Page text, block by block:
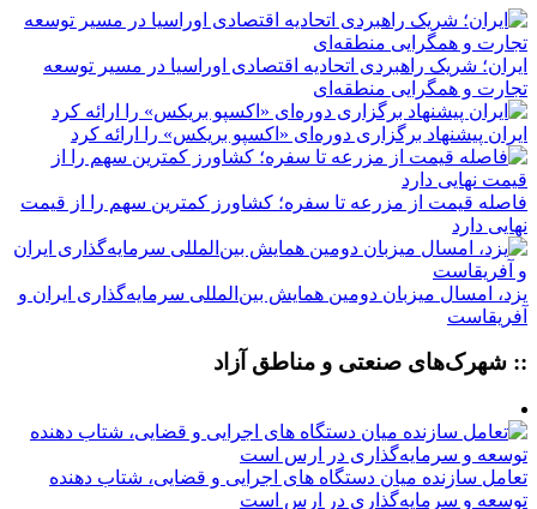
ایران؛ شریک راهبردی اتحادیه اقتصادی اوراسیا در مسیر توسعه
تجارت و همگرایی منطقه‌ای
ایران پیشنهاد برگزاری دوره‌ای «اکسپو بریکس» را ارائه کرد
فاصله قیمت از مزرعه تا سفره؛ کشاورز کمترین سهم را از قیمت
نهایی دارد
یزد، امسال میزبان دومین همایش بین‌المللی سرمایه‌گذاری ایران و
آفریقاست
:: شهرک‌های صنعتی و مناطق آزاد
تعامل سازنده میان دستگاه‌ های اجرایی و قضایی، شتاب‌ دهنده
توسعه و سرمایه‌گذاری در ارس است